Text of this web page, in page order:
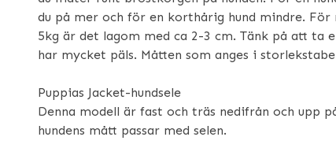
du på mer och för en korthårig hund mindre.
5kg är det lagom med ca 2-3 cm. Tänk på att ta
har mycket päls. Måtten som anges i
Puppias Jacket-hundsele
Denna modell är fast och träs nedifrån och upp
hundens mått passar med selen.